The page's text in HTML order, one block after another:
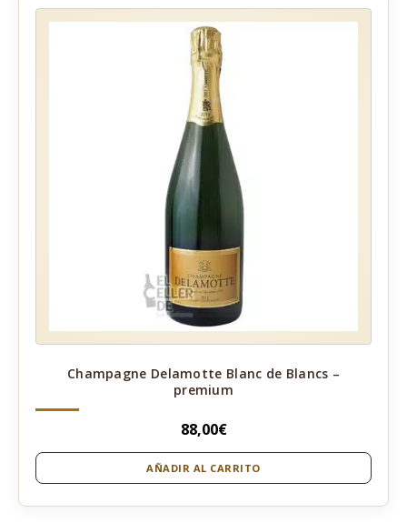
Champagne Delamotte Blanc de Blancs –
premium
88,00€
AÑADIR AL CARRITO